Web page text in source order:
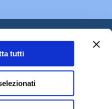
tutti
CONTATTI